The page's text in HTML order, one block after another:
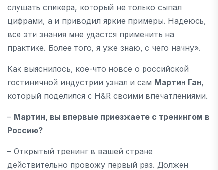
слушать спикера, который не только сыпал
цифрами, а и приводил яркие примеры. Надеюсь,
все эти знания мне удастся применить на
практике. Более того, я уже знаю, с чего начну».
Как выяснилось, кое-что новое о российской
гостиничной индустрии узнал и сам Мартин Ган,
который поделился с H&R своими впечатлениями.
– Мартин, вы впервые приезжаете с тренингом в
Россию?
– Открытый тренинг в вашей стране
действительно провожу первый раз. Должен